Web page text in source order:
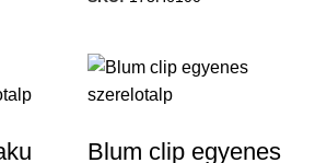
Blum clip egyenes